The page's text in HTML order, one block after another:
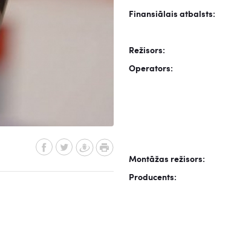
Finansiālais atbalsts:
Režisors:
Operators:
Montāžas režisors:
Producents: